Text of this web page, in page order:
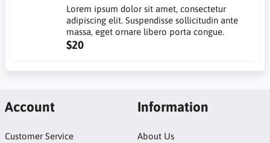
Lorem ipsum dolor sit amet, consectetur
adipiscing elit. Suspendisse sollicitudin ante
massa, eget ornare libero porta congue.
$20
Account
Customer Service
Information
About Us